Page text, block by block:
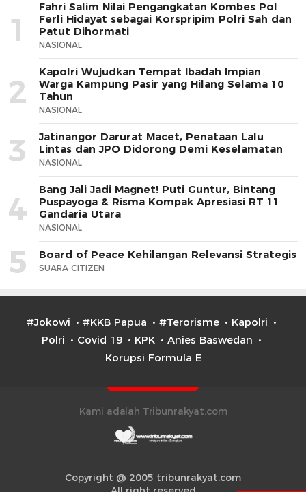
1
Fahri Salim Nilai Pengangkatan Kombes Pol
Ferli Hidayat sebagai Korspripim Polri Sah dan
Patut Dihormati
NASIONAL
2
Kapolri Wujudkan Tempat Ibadah Impian
Warga Kampung Pasir yang Hilang Selama 10
Tahun
NASIONAL
3
Jatinangor Darurat Macet, Penataan Lalu
Lintas dan JPO Didorong Demi Keselamatan
NASIONAL
4
Bang Jali Jadi Magnet! Puti Guntur, Bintang
Puspayoga & Risma Kompak Apresiasi RT 11
Gandaria Utara
NASIONAL
5 Board of Peace Kehilangan Relevansi Strategis
SUARA CITIZEN
#Jokowi #KKB Papua #Terorisme
Kapolri
Polri
Covid 19 KPK
Anies Baswedan
Korupsi Formula E
Kami adalah Tribunrakyat.com
Copyright @ 2005 tribunrakyat.com